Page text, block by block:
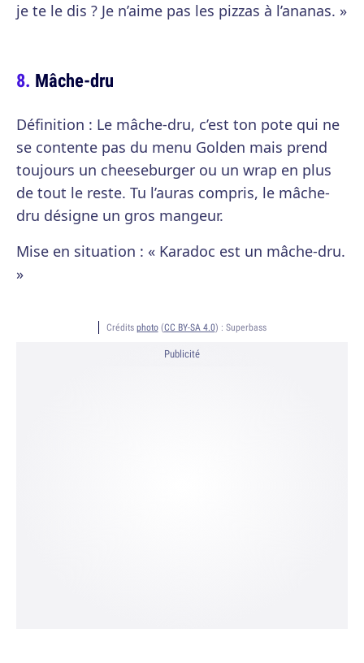
je te le dis ? Je n’aime pas les pizzas à l’ananas. »
Mâche-dru
Définition : Le mâche-dru, c’est ton pote qui ne
se contente pas du menu Golden mais prend
toujours un cheeseburger ou un wrap en plus
de tout le reste. Tu l’auras compris, le mâche-
dru désigne un gros mangeur.
Mise en situation : « Karadoc est un mâche-dru.
»
Crédits photo(CC BY-SA 4.0) : Superbass
Publicité